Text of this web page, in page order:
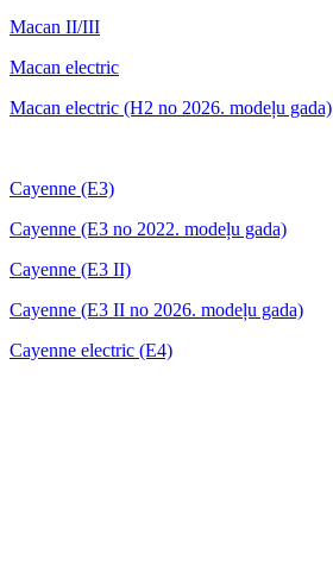
Macan II/III
Macan electric
Macan electric (H2 no 2026. modeļu gada)
Cayenne (E3)
Cayenne (E3 no 2022. modeļu gada)
Cayenne (E3 II)
Cayenne (E3 II no 2026. modeļu gada)
Cayenne electric (E4)